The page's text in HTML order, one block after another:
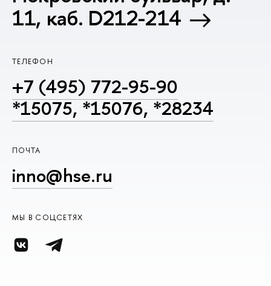
11, каб. D212-214
ТЕЛЕФОН
+7 (495) 772-95-90
*15075, *15076, *28234
ПОЧТА
inno@hse.ru
МЫ В СОЦСЕТЯХ